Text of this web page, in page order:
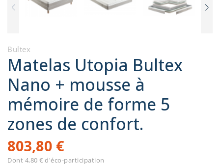
Bultex
Matelas Utopia Bultex
Nano + mousse à
mémoire de forme 5
zones de confort.
803,80 €
Dont 4,80 € d'éco-participation